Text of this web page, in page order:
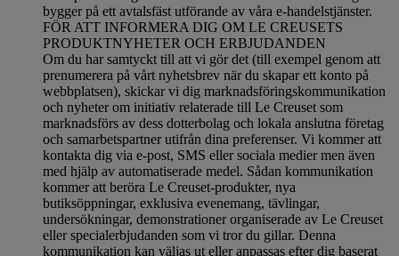
bygger på ett avtalsfäst utförande av våra e-handelstjänster.
FÖR ATT INFORMERA DIG OM LE CREUSETS
PRODUKTNYHETER OCH ERBJUDANDEN
Om du har samtyckt till att vi gör det (till exempel genom att
prenumerera på vårt nyhetsbrev när du skapar ett konto på
webbplatsen), skickar vi dig marknadsföringskommunikation
och nyheter om initiativ relaterade till Le Creuset som
marknadsförs av dess dotterbolag och lokala anslutna företag
och samarbetspartner utifrån dina preferenser. Vi kommer att
kontakta dig via e-post, SMS eller sociala medier men även
med hjälp av automatiserade medel. Sådan kommunikation
kommer att beröra Le Creuset-produkter, nya
butiksöppningar, exklusiva evenemang, tävlingar,
undersökningar, demonstrationer organiserade av Le Creuset
eller specialerbjudanden som vi tror du gillar. Denna
kommunikation kan väljas ut eller anpassas efter dig baserat